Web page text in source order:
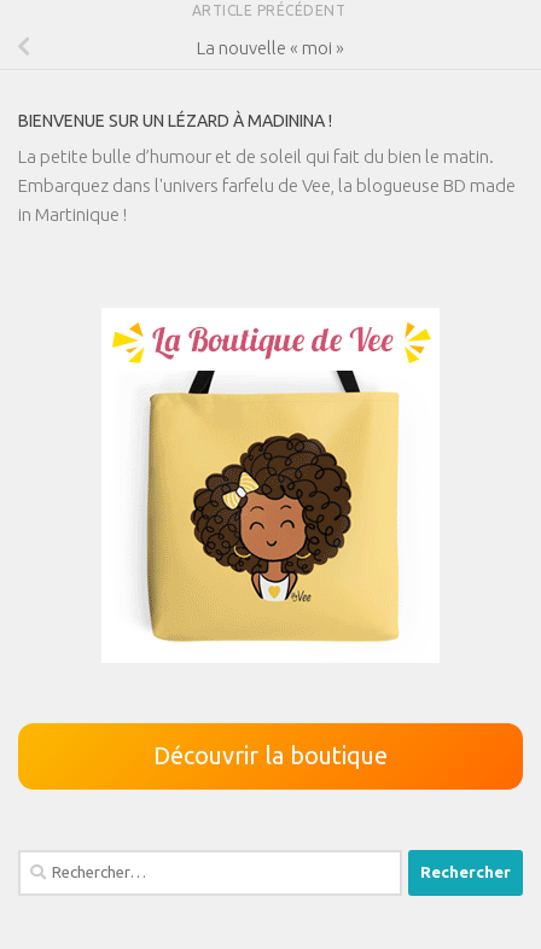
ARTICLE PRÉCÉDENT
La nouvelle « moi »
BIENVENUE SUR UN LÉZARD À MADININA !
La petite bulle d’humour et de soleil qui fait du bien le matin.
Embarquez dans l'univers farfelu de Vee, la blogueuse BD made
in Martinique !
Découvrir la boutique
Rechercher :